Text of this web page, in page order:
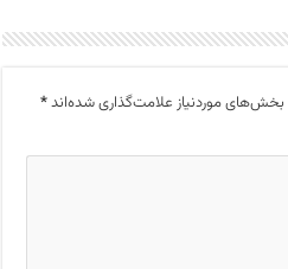
بخش‌های موردنیاز علامت‌گذاری شده‌اند*